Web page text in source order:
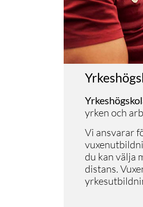
yrken och
Vi ansvarar
du kan välja
distans.